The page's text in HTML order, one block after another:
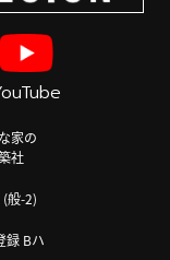
家の
社
般-2)
録 Bハ